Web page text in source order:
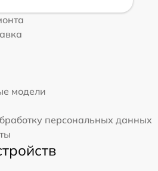
модели
персональных данных